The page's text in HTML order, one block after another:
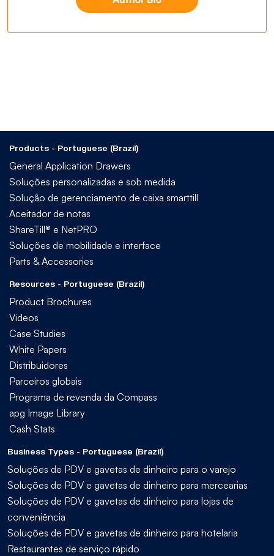
Products - Portuguese (Brazil)
General Application Drawers
Soluções personalizadas e sob medida
Solução de gerenciamento de caixa smarttill
Aceitador de notas
ShareTill® e NetPRO
Soluções de mobilidade e interface
Parts & Accessories
Resources - Portuguese (Brazil)
Product Brochures
Videos
Case Studies
White Papers
Distribuidores
Parceiros globais
Programa de revenda da Compass
apg Image Library
Cash Stats
Business Types - Portuguese (Brazil)
Soluções de PDV e gavetas de dinheiro para o varejo
Soluções de PDV e gavetas de dinheiro para mercearias
Soluções de PDV e gavetas de dinheiro para lojas de
conveniência
Soluções de PDV e gavetas de dinheiro para hotelaria
Restaurantes de serviço rápido